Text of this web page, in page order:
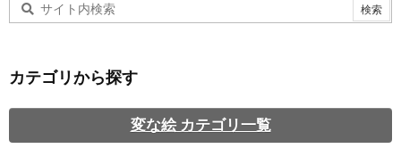
カテゴリから探す
変な絵 カテゴリ一覧